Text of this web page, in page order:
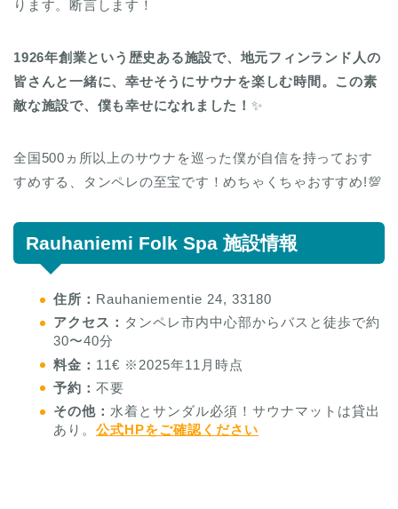
ります。断言します！
1926年創業という歴史ある施設で、地元フィンランド人の
皆さんと一緒に、幸せそうにサウナを楽しむ時間。この素
敵な施設で、僕も幸せになれました！ ✨
全国500ヵ所以上のサウナを巡った僕が自信を持っておす
すめする、タンペレの至宝です！めちゃくちゃおすすめ!💯
Rauhaniemi Folk Spa 施設情報
住所： Rauhaniementie 24, 33180
アクセス： タンペレ市内中心部からバスと徒歩で約
30〜40分
料金： 11€ ※2025年11月時点
予約： 不要
その他： 水着とサンダル必須！サウナマットは貸出
あり。 公式HPをご確認ください